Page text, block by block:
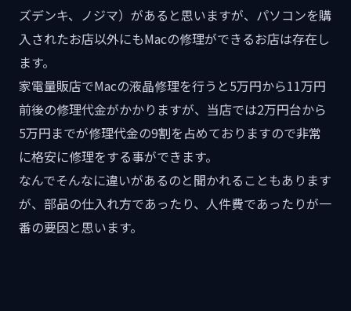
ズデンキ、ノジマ）があると思いますが、パソコンを購
入されたお店以外にもMacの修理ができるお店は存在し
ます。
家電量販店でMacの液晶修理を行うと5万円から11万円
前後の修理代金がかかりますが、当店では2万円台から
5万円までが修理代金の9割を占めておりますので非常
に格安に修理をする事ができます。
なんでそんなに違いがあるのと聞かれることもあります
が、部品の仕入れ方であったり、人件費であったりが一
番の要因と思います。